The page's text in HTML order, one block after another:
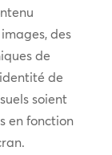
des
de
de
soient
en fonction